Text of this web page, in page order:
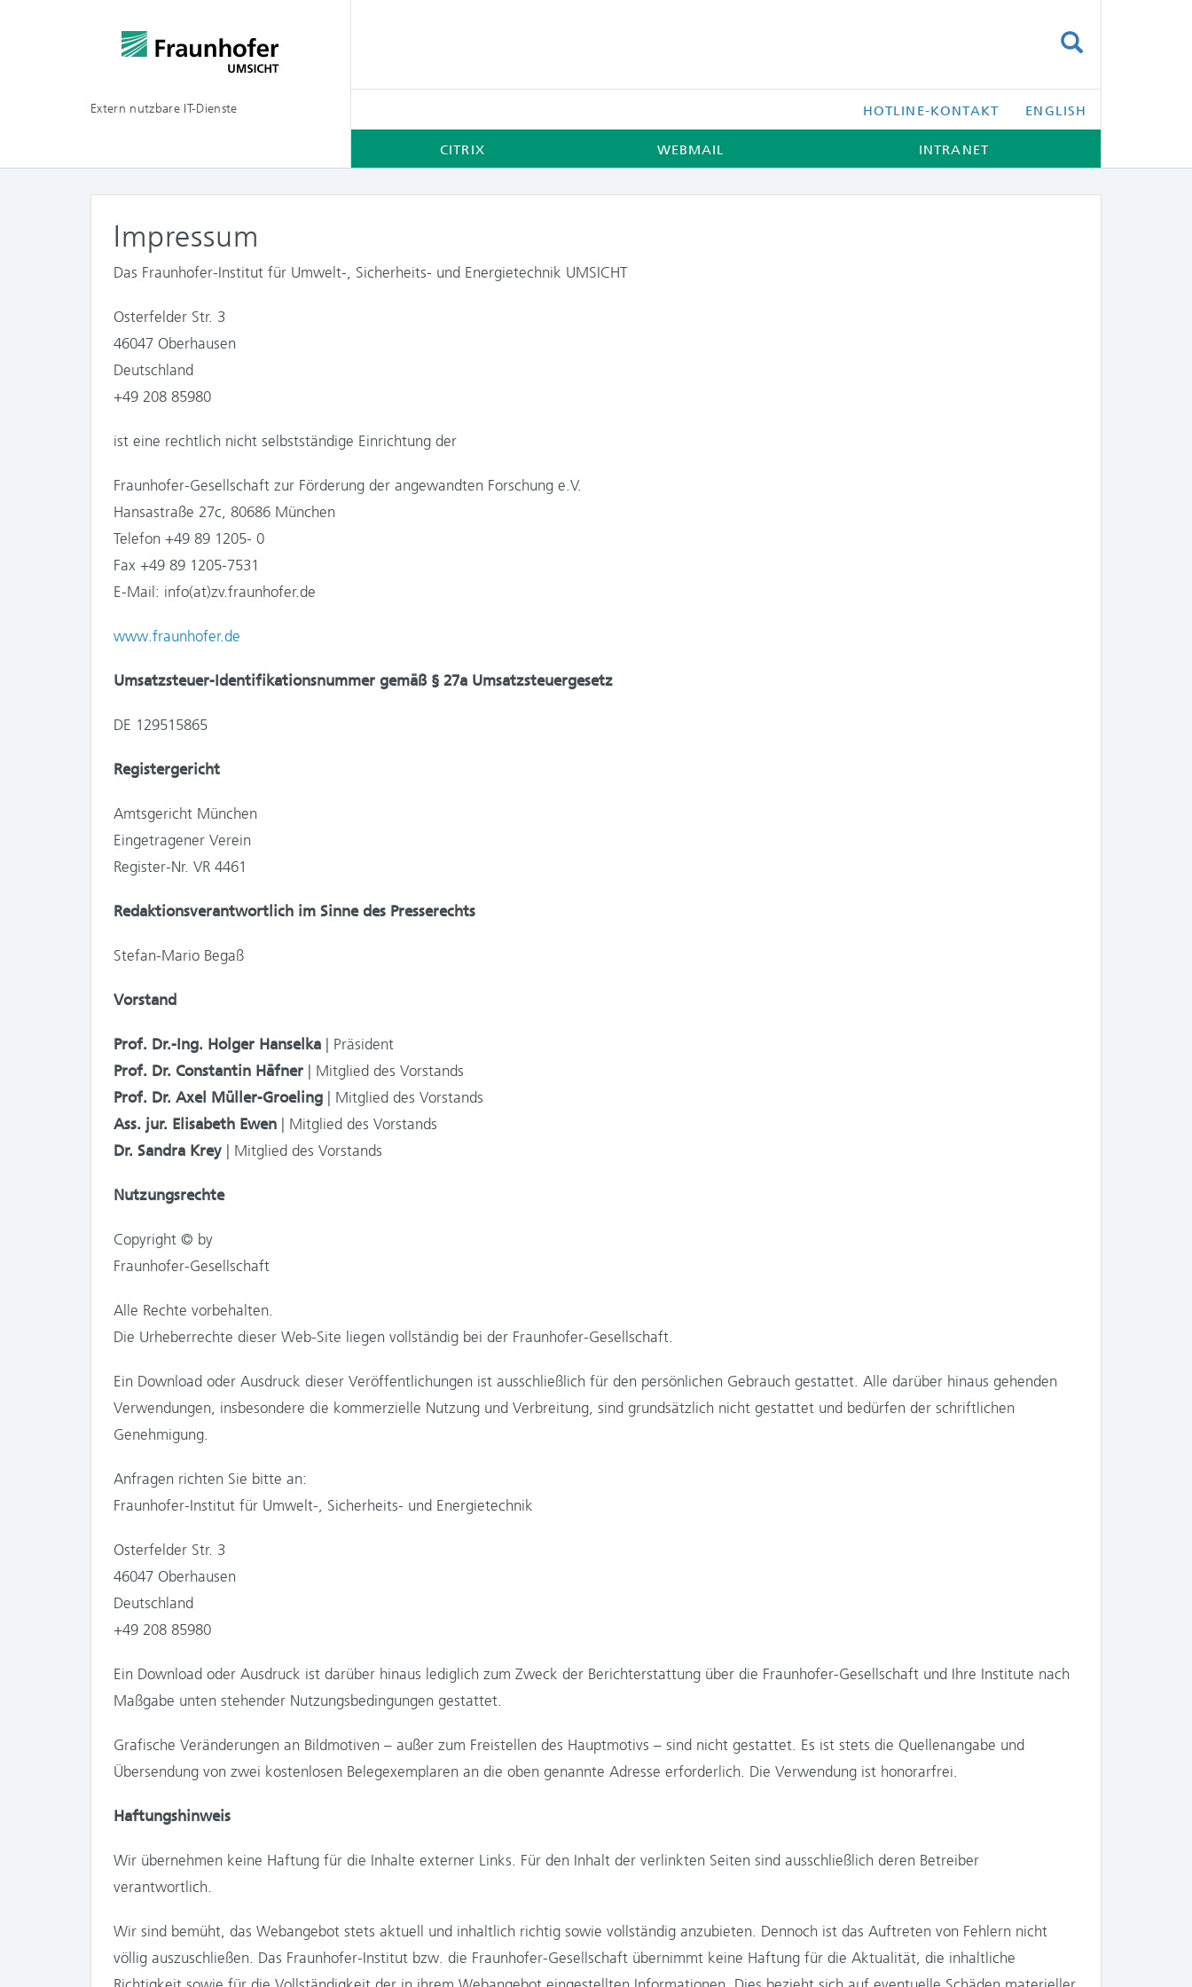
Extern nutzbare IT-Dienste HOTLINE-KONTAKT ENGLISH
CITRIX WEBMAIL INTRANET
Impressum
Das Fraunhofer-Institut für Umwelt-, Sicherheits- und Energietechnik UMSICHT
Osterfelder Str. 3
46047 Oberhausen
Deutschland
+49 208 85980
ist eine rechtlich nicht selbstständige Einrichtung der
Fraunhofer-Gesellschaft zur Förderung der angewandten Forschung e.V.
Hansastraße 27c, 80686 München
Telefon +49 89 1205- 0
Fax +49 89 1205-7531
E-Mail: info(at)zv.fraunhofer.de
www.fraunhofer.de
Umsatzsteuer-Identifikationsnummer gemäß § 27a Umsatzsteuergesetz
DE 129515865
Registergericht
Amtsgericht München
Eingetragener Verein
Register-Nr. VR 4461
Redaktionsverantwortlich im Sinne des Presserechts
Stefan-Mario Begaß
Vorstand
Prof. Dr.-Ing. Holger Hanselka | Präsident
Prof. Dr. Constantin Häfner | Mitglied des Vorstands
Prof. Dr. Axel Müller-Groeling | Mitglied des Vorstands
Ass. jur. Elisabeth Ewen | Mitglied des Vorstands
Dr. Sandra Krey | Mitglied des Vorstands
Nutzungsrechte
Copyright © by
Fraunhofer-Gesellschaft
Alle Rechte vorbehalten.
Die Urheberrechte dieser Web-Site liegen vollständig bei der Fraunhofer-Gesellschaft.
Ein Download oder Ausdruck dieser Veröffentlichungen ist ausschließlich für den persönlichen Gebrauch gestattet. Alle darüber hinaus gehenden
Verwendungen, insbesondere die kommerzielle Nutzung und Verbreitung, sind grundsätzlich nicht gestattet und bedürfen der schriftlichen
Genehmigung.
Anfragen richten Sie bitte an:
Fraunhofer-Institut für Umwelt-, Sicherheits- und Energietechnik
Osterfelder Str. 3
46047 Oberhausen
Deutschland
+49 208 85980
Ein Download oder Ausdruck ist darüber hinaus lediglich zum Zweck der Berichterstattung über die Fraunhofer-Gesellschaft und Ihre Institute nach
Maßgabe unten stehender Nutzungsbedingungen gestattet.
Grafische Veränderungen an Bildmotiven – außer zum Freistellen des Hauptmotivs – sind nicht gestattet. Es ist stets die Quellenangabe und
Übersendung von zwei kostenlosen Belegexemplaren an die oben genannte Adresse erforderlich. Die Verwendung ist honorarfrei.
Haftungshinweis
Wir übernehmen keine Haftung für die Inhalte externer Links. Für den Inhalt der verlinkten Seiten sind ausschließlich deren Betreiber
verantwortlich.
Wir sind bemüht, das Webangebot stets aktuell und inhaltlich richtig sowie vollständig anzubieten. Dennoch ist das Auftreten von Fehlern nicht
völlig auszuschließen. Das Fraunhofer-Institut bzw. die Fraunhofer-Gesellschaft übernimmt keine Haftung für die Aktualität, die inhaltliche